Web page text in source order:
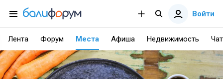
Войти
Лента Форум Места Афиша Недвижимость Чат